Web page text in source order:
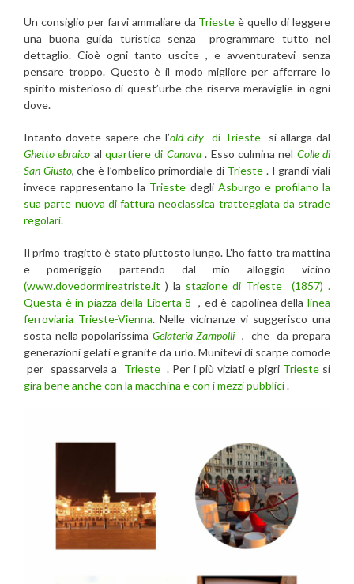
Un consiglio per farvi ammaliare da Trieste è quello di leggere
una buona guida turistica senza programmare tutto nel
dettaglio. Cioè ogni tanto uscite , e avventuratevi senza
pensare troppo. Questo è il modo migliore per afferrare lo
spirito misterioso di quest’urbe che riserva meraviglie in ogni
dove.
Intanto dovete sapere che l’old city di Trieste
si allarga dal
Ghetto ebraico alquartiere di Canava. Esso culmina nel Colle di
San Giusto, che è l’ombelico primordiale di Trieste . I grandi viali
invece rappresentano la Trieste degli Asburgo e profilano la
sua parte nuova di fattura neoclassica tratteggiata da strade
regolari.
Il primo tragitto è stato piuttosto lungo. L’ho fatto tra mattina
e pomeriggio partendo dal mio alloggio vicino
(www.dovedormireatriste.it ) la stazione di Trieste (1857) .
Questa è in piazza della Liberta 8 , ed è capolinea dellalinea
ferroviaria Trieste-Vienna. Nelle vicinanze vi suggerisco una
sosta nella popolarissima Gelateria Zampolli , che da prepara
generazioni gelati e granite da urlo. Munitevi di scarpe comode
per spassarvela a Trieste. Per i più viziati e pigri Triestesi
gira bene anche con la macchina e con i mezzi pubblici.